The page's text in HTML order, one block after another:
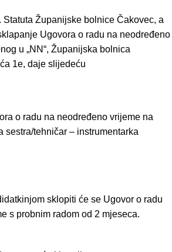
Statuta Županijske bolnice Čakovec, a
Ugovora o radu na neodređeno
u „NN“, Županijska bolnica
1e, daje slijedeću
o radu na neodređeno vrijeme na
sestra/tehničar – instrumentarka
sklopiti će se Ugovor o radu
s probnim radom od 2 mjeseca.